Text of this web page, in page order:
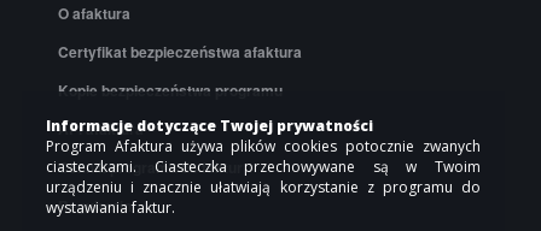
O afaktura
Certyfikat bezpieczeństwa afaktura
Kopie bezpieczeństwa programu
API afaktura
Cennik programu do faktur
Regulamin
Informacje dotyczące Twojej prywatności
Program Afaktura używa plików cookies potocznie zwanych
ciasteczkami. Ciasteczka przechowywane są w Twoim
urządzeniu i znacznie ułatwiają korzystanie z programu do
wystawiania faktur.